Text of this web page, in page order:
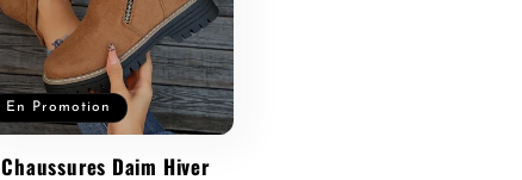
En Promotion
Chaussures Daim Hiver